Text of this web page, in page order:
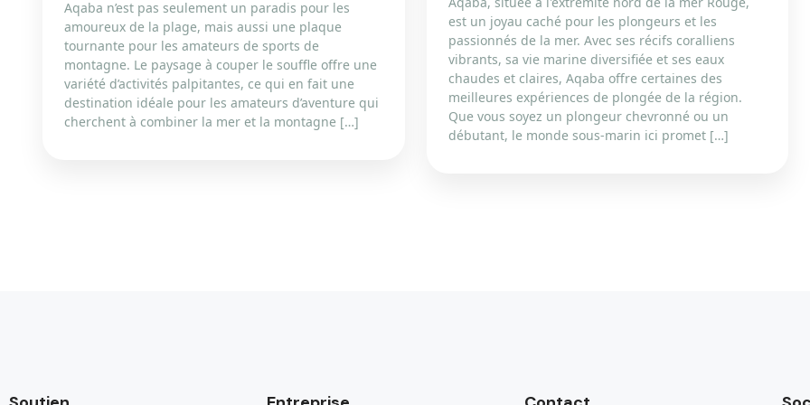
Aqaba n’est pas seulement un paradis pour les
amoureux de la plage, mais aussi une plaque
tournante pour les amateurs de sports de
montagne. Le paysage à couper le souffle offre une
variété d’activités palpitantes, ce qui en fait une
destination idéale pour les amateurs d’aventure qui
cherchent à combiner la mer et la montagne […]
est un joyau caché pour les plongeurs et les
passionnés de la mer. Avec ses récifs coralliens
vibrants, sa vie marine diversifiée et ses eaux
chaudes et claires, Aqaba offre certaines des
meilleures expériences de plongée de la région.
Que vous soyez un plongeur chevronné ou un
débutant, le monde sous-marin ici promet […]